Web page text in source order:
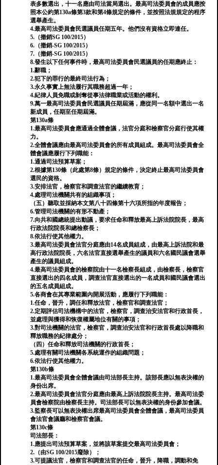
表多數選出，十一名應由司法當局選出。最高司法委員會的成員應按
照本公約第130a條第3款和第4條規定的條件，並按照法規規定的程序
選舉產生。
4.最高司法委員會民選議員任期五年。他們沒有資格立即連任。
5.（撤銷SG 100/2015）
6.（撤銷-SG 100/2015）
7.（撤銷-SG 100/2015）
8.發生以下任何事件時，最高司法委員會民選議員的任期應終止：
1.辭職；
2.犯下的罪行的最終司法行為；
3.永久事實上無法履行其職務超過一年；
4.紀律人員免職或剝奪從事法律職業或活動的權利。
9.萬一最高司法委員會民選議員任期屆滿，應從同一名額中選出一名
新成員，任期至任期屆滿。
第130a條
1.最高司法委員會應通過全體會議，法官分庭和檢察官分庭行使其權
力。
2.全體會議應由最高司法委員會的所有成員組成。最高司法委員會全
體會議應履行下列職能：
1.通過司法預算草案；
2.根據第130條（此處第8條）規定的條件，決定終止最高司法委員會
選民的資格。
3.安排法官，檢察官和調查法官的繼續教育；
4.處理司法機關共有的組織事項；
（五）聽取並採納本文第八十四條第十六項所指的年度報告；
6.管理司法機關的有形不動產；
7.向共和國總統提出動議，要求任命和釋放最高上訴法院院長，最高
行政法院院長和總檢察長；
8.依法行使其他權力。
3.最高司法委員會法官分庭應由14名成員組成，由最高上訴法院和最
高行政法院院長，六名法官直接選舉產生的議員和六名國民議會選舉
產生的議員組成。
4.最高司法委員會的檢察院由十一名檢察長組成，由檢察長，檢察官
直接選出的四名成員，調查法官直接選出的一名成員和國民議會選出
的五名成員組成。
5.各商會在其專業範圍內開展活動，應履行下列職能：
1.任命，晉升，調任和釋放法官，檢察官和調查法官；
2.定期評估司法機構中的法官，檢察官，調查治安法官和行政首長，
並處理與獲得和恢復權屬地位有關的事項；
3.對司法機關的法官，檢察官，調查治安法官和行政首長處以降職和
釋放職務的紀律處分；
（四）任命和釋放司法機關的行政首長；
5.處理有關司法機關各系統運作的組織問題；
6.依法行使其他權力。
第130b條
1.最高司法委員會全體會議由司法部長主持。該部長應以無表決權的
身份出席。
2.最高司法委員會法官分庭應由最高上訴法院院長主持。最高司法委
員會檢察院由檢察長主持。司法部長可以無表決權的身份參加會議。
3.監察長可以無表決權出席最高司法委員會全體會議，最高司法委員
會法官會議廳和檢察官會議。
第130c條
司法部長：
1.應提出司法預算草案，並將該草案提交最高司法委員會；
2.（由SG 100/2015廢除）；
3.可提議法官，檢察官和調查法官的任命，晉升，降職，調動和免